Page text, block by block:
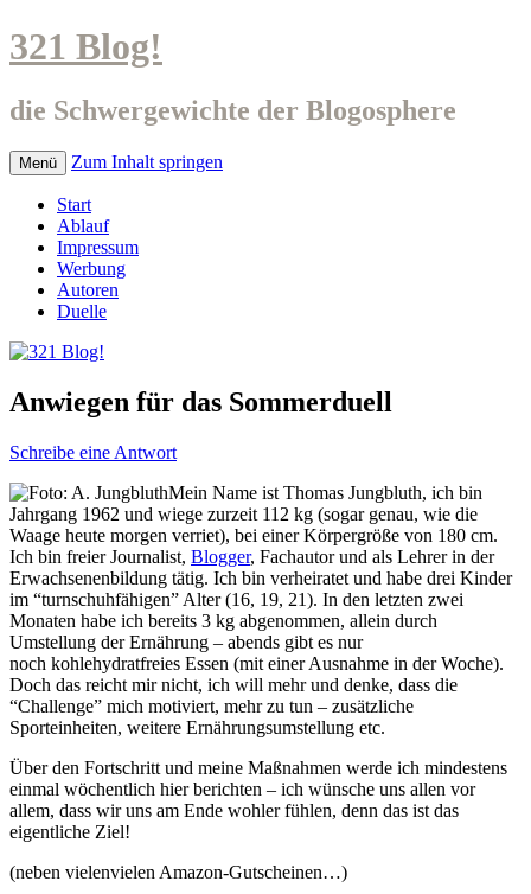
321 Blog!
die Schwergewichte der Blogosphere
Menü Zum Inhalt springen
Start
Ablauf
Impressum
Werbung
Autoren
Duelle
Anwiegen für das Sommerduell
Schreibe eine Antwort
Mein Name ist Thomas Jungbluth, ich bin
Jahrgang 1962 und wiege zurzeit 112 kg (sogar genau, wie die
Waage heute morgen verriet), bei einer Körpergröße von 180 cm.
Ich bin freier Journalist, Blogger, Fachautor und als Lehrer in der
Erwachsenenbildung tätig. Ich bin verheiratet und habe drei Kinder
im “turnschuhfähigen” Alter (16, 19, 21). In den letzten zwei
Monaten habe ich bereits 3 kg abgenommen, allein durch
Umstellung der Ernährung – abends gibt es nur
noch kohlehydratfreies Essen (mit einer Ausnahme in der Woche).
Doch das reicht mir nicht, ich will mehr und denke, dass die
“Challenge” mich motiviert, mehr zu tun – zusätzliche
Sporteinheiten, weitere Ernährungsumstellung etc.
Über den Fortschritt und meine Maßnahmen werde ich mindestens
einmal wöchentlich hier berichten – ich wünsche uns allen vor
allem, dass wir uns am Ende wohler fühlen, denn das ist das
eigentliche Ziel!
(neben vielenvielen Amazon-Gutscheinen…)